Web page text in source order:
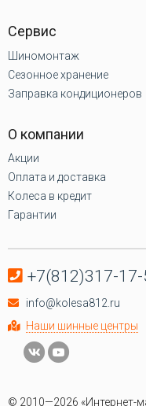
Сервис
Шиномонтаж
Сезонное хранение
Заправка кондиционеров
О компании
Акции
Оплата и доставка
Колеса в кредит
Гарантии
+7(812)317-17-
info@kolesa812.ru
Наши шинные центры
© 2010—2026 «Интернет-